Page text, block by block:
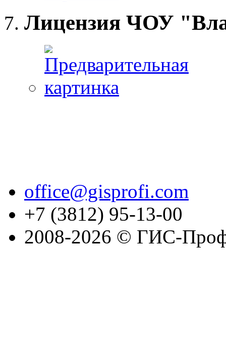
Лицензия ЧОУ
office@gisprofi.com
+7 (3812) 95-13-00
2008-2026 © ГИС-